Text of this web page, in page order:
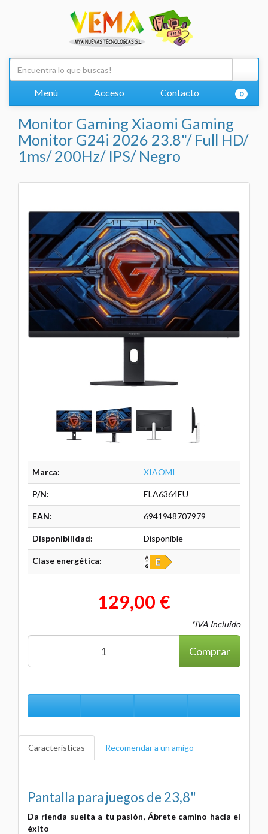
Menú Acceso Contacto 0
Monitor Gaming Xiaomi Gaming
Monitor G24i 2026 23.8"/ Full HD/
1ms/ 200Hz/ IPS/ Negro
Marca: XIAOMI
P/N: ELA6364EU
EAN: 6941948707979
Disponibilidad: Disponible
Clase energética:
129,00 €
*IVA Incluido
Comprar
Características Recomendar a un amigo
Pantalla para juegos de 23,8"
Da rienda suelta a tu pasión, Ábrete camino hacia el
éxito